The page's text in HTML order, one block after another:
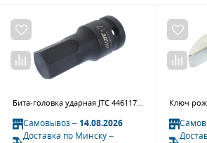
Бита-головка ударная JTC 446117 (1/2", HEX, H17х25 мм, L=60 мм)
Самовывоз –14.08.2026
Доставка по Минску –